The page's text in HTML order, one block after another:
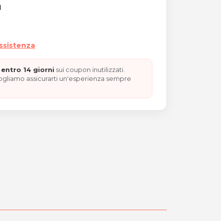
vino per 2 persone
14 giorni sui coupon inutilizzati.
assicurarti un'esperienza sempre